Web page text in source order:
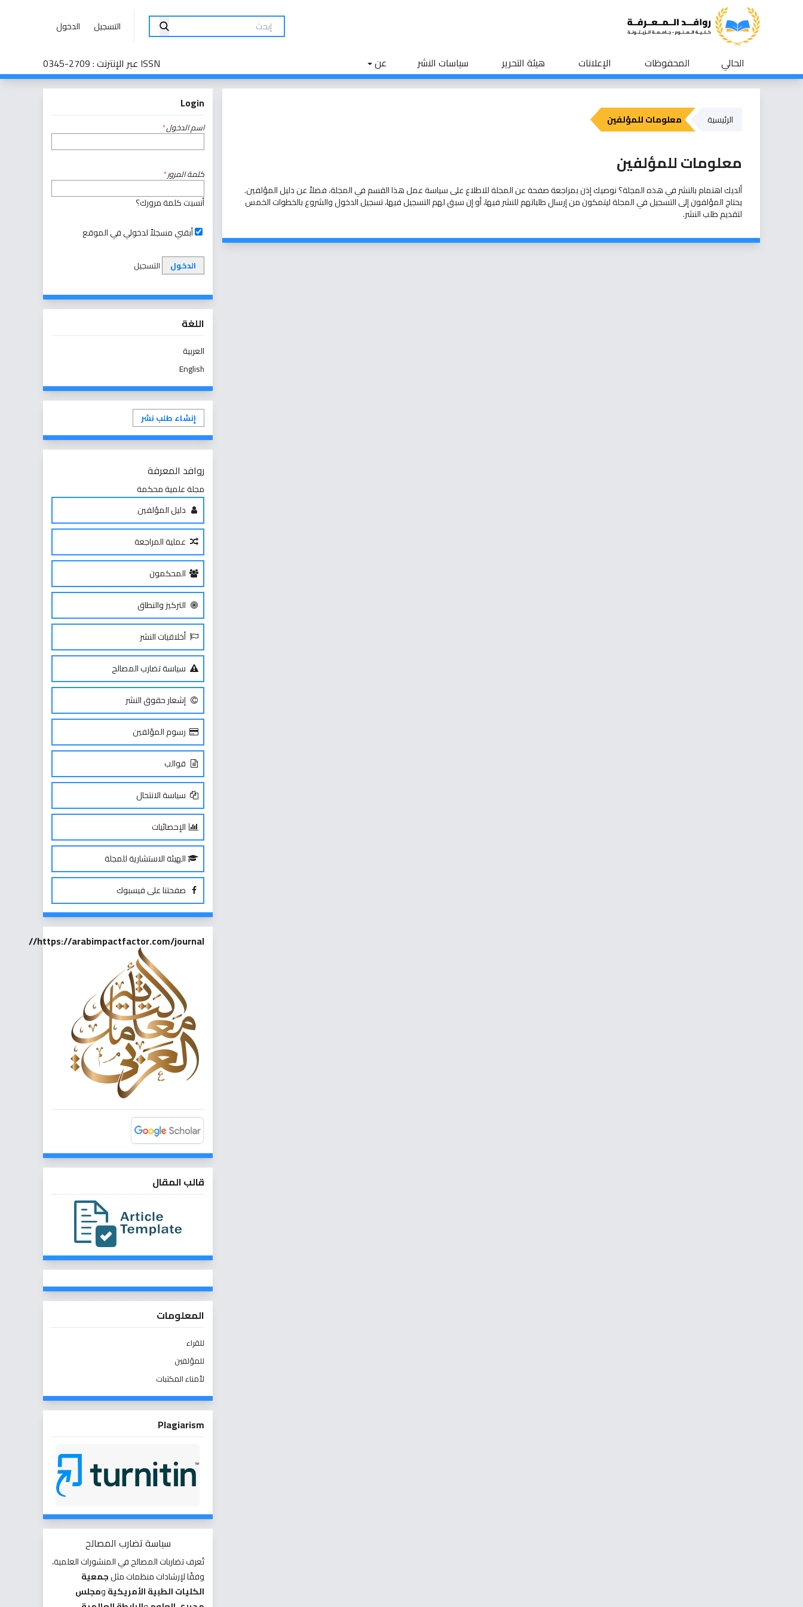
التسجيل الدخول
الحالي المحفوظات الإعلانات هيئة التحرير سياسات النشر عن ISSN عبر الإنترنت : 2709-0345
الرئيسية معلومات للمؤلفين
معلومات للمؤلفين
ألديك اهتمام بالنشر في هذه المجلة؟ نوصيك إذن بمراجعة صفحةعن المجلةللاطلاع على سياسة عمل هذا القسم في المجلة، فضلاً عندليل المؤلفين.
يحتاج المؤلفون إلىالتسجيلفي المجلة ليتمكون من إرسال طلباتهم للنشر فيها، أو إن سبق لهم التسجيل فيها،تسجيل الدخولوالشروع بالخطوات الخمس
لتقديم طلب النشر.
Login
اسم الدخول*
كلمة المرور*
أنسيت كلمة مرورك؟
أبقني مسجلاً لدخولي في الموقع
الدخول التسجيل
اللغة
العربية
English
إنشاء طلب نشر
روافد المعرفة
مجلة علمية محكمة
دليل المؤلفين
عملية المراجعة
المحكمون
التركيز والنطاق
أخلاقيات النشر
سياسة تضارب المصالح
إشعار حقوق النشر
رسوم المؤلفين
قوالب
سياسة الانتحال
الإحصائيات
الهيئة الاستشارية للمجلة
صفحتنا على فيسبوك
https://arabimpactfactor.com/journal//
قالب المقال
المعلومات
للقراء
للمؤلفين
لأمناء المكتبات
Plagiarism
سياسة تضارب المصالح
تُعرف تضاربات المصالح في المنشورات العلمية،
وفقًا لإرشادات منظمات مثلجمعية
الكليات الطبية الأمريكيةومجلس